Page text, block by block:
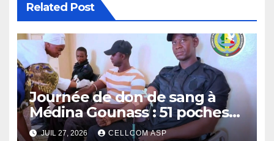
Related Post
Journée de don de sang à
Médina Gounass : 51 poches
collectées par les Asp
JUIL 27, 2026 CELLCOM ASP